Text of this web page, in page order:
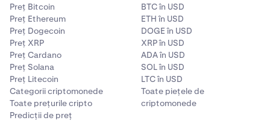
Preț Bitcoin
Preț Ethereum
Preț Dogecoin
Preț XRP
Preț Cardano
Preț Solana
Preț Litecoin
Categorii criptomonede
Toate prețurile cripto
Predicții de preț
BTC în USD
ETH în USD
DOGE în USD
XRP în USD
ADA în USD
SOL în USD
LTC în USD
Toate piețele de
criptomonede